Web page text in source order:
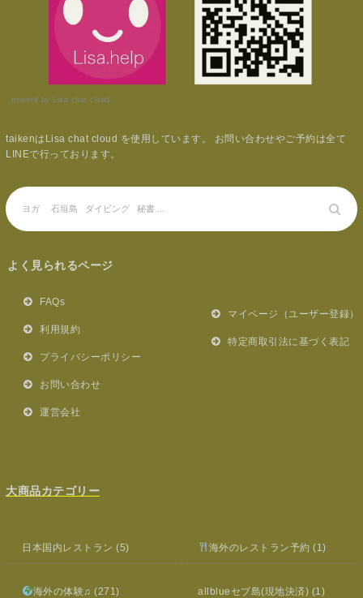
powerd by Lisa chat cloud.
taikenはLisa chat cloud を使用しています。 お問い合わせやご予約は全て
LINEで行っております。
よく見られるページ
FAQs
利用規約
プライバシーポリシー
お問い合わせ
運営会社
マイページ（ユーザー登録）
特定商取引法に基づく表記
大商品カテゴリー
日本国内レストラン (5) 海外のレストラン予約 (1)
海外の体験♫ (271) allblueセブ島(現地決済) (1)